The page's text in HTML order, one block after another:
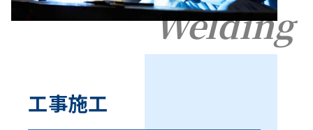
Welding
工事施工